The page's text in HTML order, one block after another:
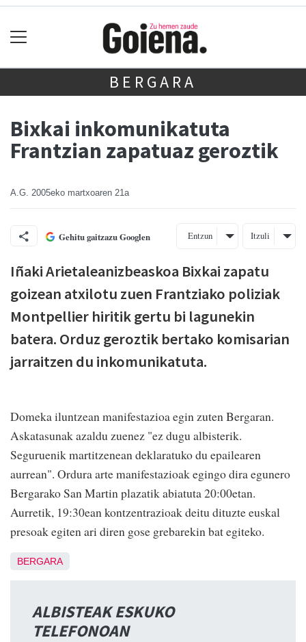
BERGARA
Bixkai inkomunikatuta
Frantzian zapatuaz geroztik
A.G. 2005eko martxoaren 21a
Gehitu gaitzazu Googlen Entzun Itzuli
Iñaki Arietaleanizbeaskoa Bixkai zapatu
goizean atxilotu zuen Frantziako poliziak
Montpellier hiritik gertu bi lagunekin
batera. Orduz geroztik bertako komisarian
jarraitzen du inkomunikatuta.
Domeka iluntzean manifestazioa egin zuten Bergaran.
Askatasunak azaldu zuenez "ez dugu albisterik.
Seguruenik martitzenean deklaratuko du epailearen
aurrean". Ordura arte manifestazioak egingo dira egunero
Bergarako San Martin plazatik abiatuta 20:00etan.
Aurretik, 19:30ean kontzentrazioak deitu dituzte euskal
presoak egiten ari diren gose grebarekin bat egiteko.
BERGARA
ALBISTEAK ESKUKO
TELEFONOAN